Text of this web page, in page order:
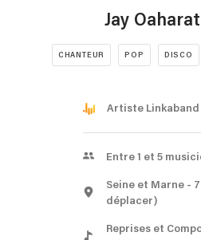
Jay
CHANTEUR POP DISCO
Artiste Linkaband
Entre 1 et 5
Seine et Marne -
déplacer)
Reprises et